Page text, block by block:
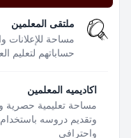
ملتقى المعلمين
مساحة للإعلانات
حساباتهم لتعليم
اكاديميه المعلمين
مساحة تعليمية حصرية
وتقديم دروسه
واحترافي